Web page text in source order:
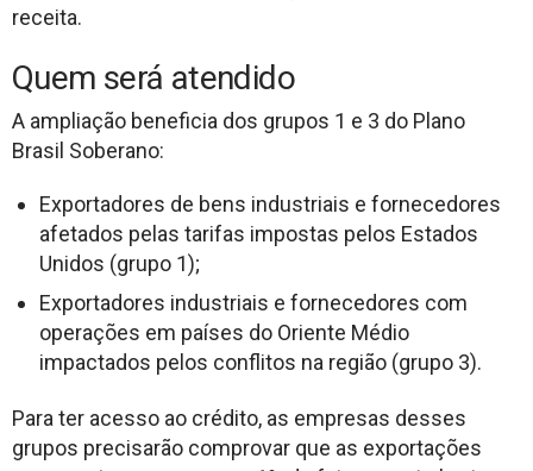
receita.
Quem será atendido
A ampliação beneficia dos grupos 1 e 3 do Plano
Brasil Soberano:
Exportadores de bens industriais e fornecedores
afetados pelas tarifas impostas pelos Estados
Unidos (grupo 1);
Exportadores industriais e fornecedores com
operações em países do Oriente Médio
impactados pelos conflitos na região (grupo 3).
Para ter acesso ao crédito, as empresas desses
grupos precisarão comprovar que as exportações